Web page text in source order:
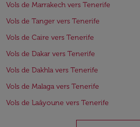
Vols de Marrakech vers Tenerife
Vols de Tanger vers Tenerife
Vols de Caire vers Tenerife
Vols de Dakar vers Tenerife
Vols de Dakhla vers Tenerife
Vols de Malaga vers Tenerife
Vols de Laâyoune vers Tenerife